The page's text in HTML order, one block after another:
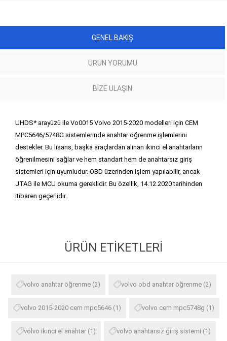
GENEL BAKIŞ
ÜRÜN YORUMU
BIZE ULAŞIN
UHDS* arayüzü ile Vo0015 Volvo 2015-2020 modelleri için CEM
MPC5646/5748G sistemlerinde anahtar öğrenme işlemlerini
destekler. Bu lisans, başka araçlardan alınan ikinci el anahtarların
öğrenilmesini sağlar ve hem standart hem de anahtarsız giriş
sistemleri için uyumludur. OBD üzerinden işlem yapılabilir, ancak
JTAG ile MCU okuma gereklidir. Bu özellik, 14.12.2020 tarihinden
itibaren geçerlidir.
ÜRÜN ETIKETLERI
volvo anahtar öğrenme (2) volvo obd anahtar öğrenme (2)
volvo 2015-2020 cem mpc5646 (1) volvo cem mpc5748g (1)
volvo ikinci el anahtar (1) volvo anahtarsız giriş sistemi (1)